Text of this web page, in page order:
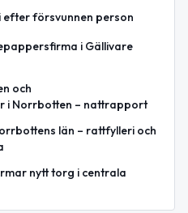
efter försvunnen person
i Gällivare
och
i Norrbotten – nattrapport
län – rattfylleri och
nytt torg i centrala